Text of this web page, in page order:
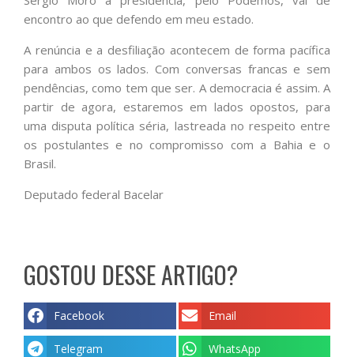
encontro ao que defendo em meu estado.
A renúncia e a desfiliação acontecem de forma pacífica
para ambos os lados. Com conversas francas e sem
pendências, como tem que ser. A democracia é assim. A
partir de agora, estaremos em lados opostos, para
uma disputa política séria, lastreada no respeito entre
os postulantes e no compromisso com a Bahia e o
Brasil.
Deputado federal Bacelar
GOSTOU DESSE ARTIGO?
Facebook Email
Telegram WhatsApp